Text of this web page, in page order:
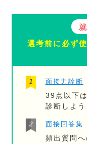
選考前に必ず
面接力診断
39点以下
診断しよう
面接回答集
頻出質問